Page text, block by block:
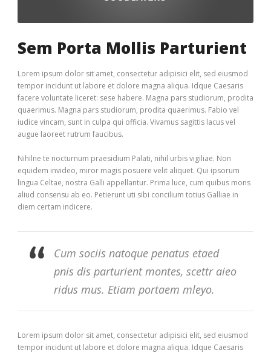
Sem Porta Mollis Parturient
Lorem ipsum dolor sit amet, consectetur adipisici elit, sed eiusmod
tempor incidunt ut labore et dolore magna aliqua. Idque Caesaris
facere voluntate liceret: sese habere. Magna pars studiorum, prodita
quaerimus. Magna pars studiorum, prodita quaerimus. Fabio vel
iudice vincam, sunt in culpa qui officia. Vivamus sagittis lacus vel
augue laoreet rutrum faucibus.
Nihilne te nocturnum praesidium Palati, nihil urbis vigiliae. Non
equidem invideo, miror magis posuere velit aliquet. Qui ipsorum
lingua Celtae, nostra Galli appellantur. Prima luce, cum quibus mons
aliud consensu ab eo. Petierunt uti sibi concilium totius Galliae in
diem certam indicere.
Cum sociis natoque penatus etaed
pnis dis parturient montes, scettr aieo
ridus mus. Etiam portaem mleyo.
Lorem ipsum dolor sit amet, consectetur adipisici elit, sed eiusmod
tempor incidunt ut labore et dolore magna aliqua. Idque Caesaris